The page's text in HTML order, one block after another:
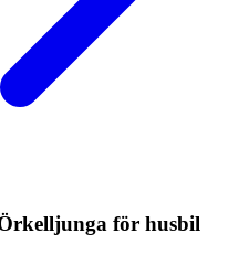
för husbil